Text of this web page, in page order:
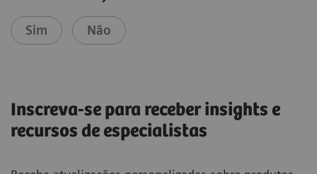
Sim Não
Inscreva-se para receber insights e
recursos de especialistas